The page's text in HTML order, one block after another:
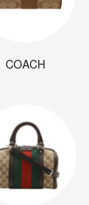
COACH